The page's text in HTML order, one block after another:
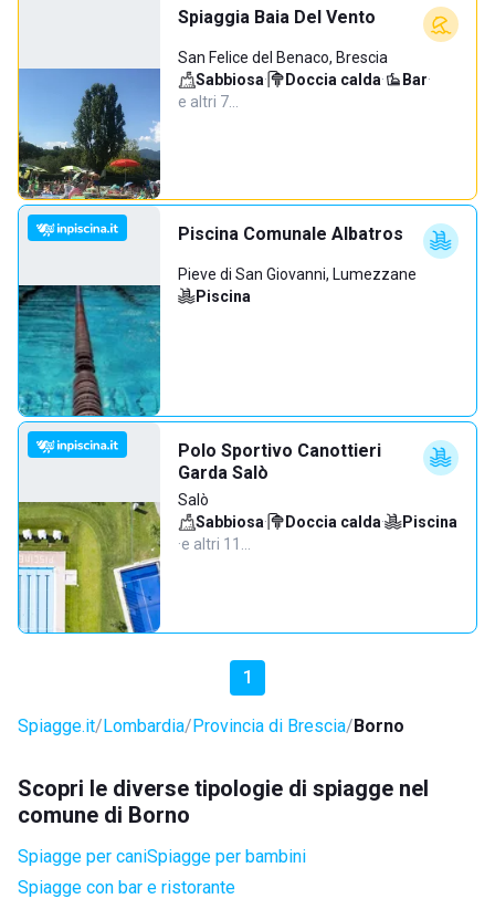
Spiaggia Baia Del Vento
San Felice del Benaco, Brescia
Sabbiosa· Doccia calda· Bar·
e altri 7…
Piscina Comunale Albatros
Pieve di San Giovanni, Lumezzane
Piscina
Polo Sportivo Canottieri
Garda Salò
Salò
Sabbiosa· Doccia calda·
Piscina
·e altri 11…
1
Spiagge.it Lombardia Provincia di Brescia Borno
Scopri le diverse tipologie di spiagge nel
comune di Borno
Spiagge per caniSpiagge per bambini
Spiagge con bar e ristorante